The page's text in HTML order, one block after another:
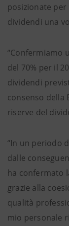
posizionate
dividendi una
“Confermiamo
del 70% per il
dividendi
consenso della
riserve del
“In un periodo
dalle
ha confermato
grazie alla
qualità
mio personale